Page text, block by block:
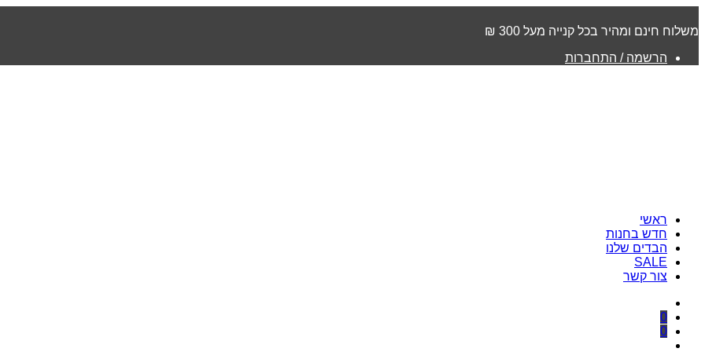
משלוח חינם ומהיר בכל קנייה מעל 300 ₪
הרשמה / התחברות
ראשי
חדש בחנות
הבדים שלנו
SALE
צור קשר
0
0